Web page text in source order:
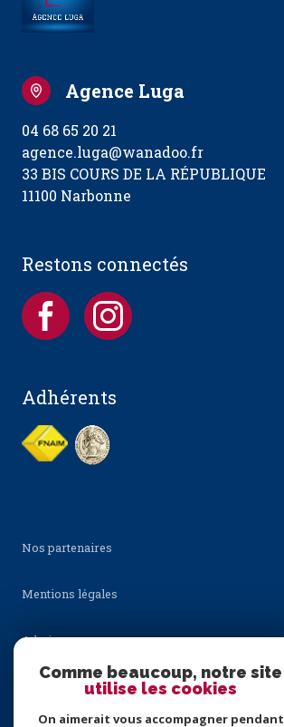
Agence Luga
04 68 65 20 21
agence.luga@wanadoo.fr
33 BIS COURS DE LA RÉPUBLIQUE
11100 Narbonne
Restons connectés
Adhérents
Nos partenaires
Mentions légales
Admin
Nos honoraires
Comme beaucoup, notre site
utilise les cookies
On aimerait vous accompagner pendant